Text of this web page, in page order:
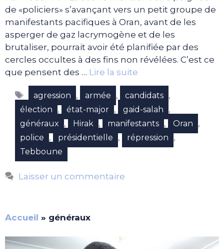
de «policiers» s’avançant vers un petit groupe de
manifestants pacifiques à Oran, avant de les
asperger de gaz lacrymogène et de les
brutaliser, pourrait avoir été planifiée par des
cercles occultes à des fins non révélées. C’est ce
que pensent des … Lire la suite
Étiquettes
agression , armée , candidats ,
élection , état-major , gaid-salah ,
généraux , Hirak , manifestants , Oran ,
police , présidentielle , répression ,
Tebboune
Laisser un commentaire
Accueil » généraux